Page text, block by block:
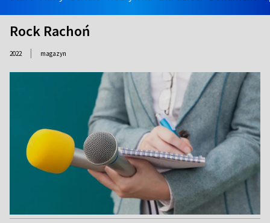
Rock Rachoń
2022 | magazyn